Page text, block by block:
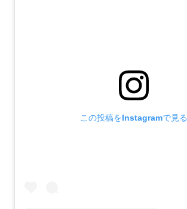
この投稿をInstagramで見る